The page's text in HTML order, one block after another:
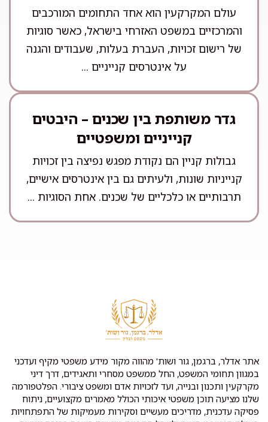
עולם המקרקעין הוא אחד התחומים המורכבים
והמרכזיים במשפט האזרחי בישראל, כאשר סוגיות
של רישום זכויות, העברת בעלות, שעבודים והגנה
על אינטרסים קנייניים ...
גדר משותפת בין שכנים – היבטים
קנייניים ומשפטיים
גבולות קניין הם נקודת מפגש נפיצה בין זכויות
קנייניות שונות, ולעיתים גם בין אינטרסים אישיים,
תרבותיים או כלכליים של שכנים. אחת הסוגיות ...
אתר אדלר, ברגמן, גור ושות' מהווה מקור מידע משפטי מקיף ועדכני
במגוון תחומי המשפט, החל ממשפט מסחרי ותאגידים, דרך דיני
מקרקעין ותכנון ובנייה, ועד לזכויות אדם ומשפט ציבורי. הפלטפורמה
שלנו מציעה תוכן משפטי איכותי הכולל מאמרים מקצועיים, ניתוח
פסיקה עדכנית, מדריכים מעשיים וסקירות מעמיקות של התפתחויות